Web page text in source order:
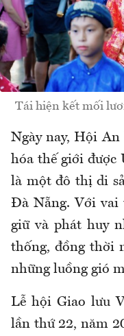
Tái hiện kết mối
Ngày nay, Hội
hóa thế giới được
là một đô thị di
Đà Nẵng. Với vai
giữ và phát huy
thống, đồng thời
những luồng gió
Lễ hội Giao lưu
lần thứ 22, năm